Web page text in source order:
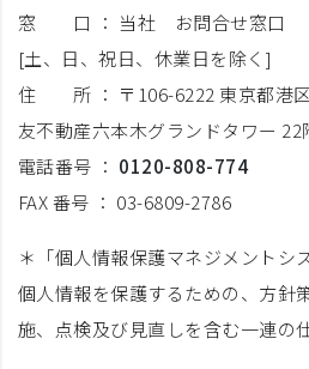
窓 口 ： 当社 お問合せ窓口
[土、日、祝日、休業日を除く]
住 所 ： 〒106-6222 東京都港区
友不動産六本木グランドタワー 22
電話番号 ： 0120-808-774
FAX 番号 ： 03-6809-2786
＊「個人情報保護マネジメントシ
個人情報を保護するための、方針
施、点検及び見直しを含む一連の